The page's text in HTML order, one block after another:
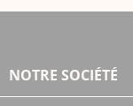
NOTRE SOCIÉTÉ